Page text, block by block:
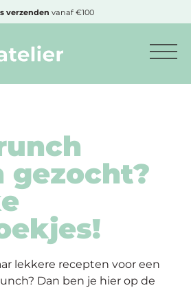
bij bestelling vanaf €50,-
gezocht?
lekkere recepten voor een
Dan ben je hier op de